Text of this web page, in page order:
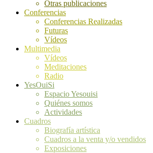
Otras publicaciones
Conferencias
Conferencias Realizadas
Futuras
Vídeos
Multimedia
Vídeos
Meditaciones
Radio
YesOuiSi
Espacio Yesouisi
Quiénes somos
Actividades
Cuadros
Biografía artística
Cuadros a la venta y/o vendidos
Exposiciones